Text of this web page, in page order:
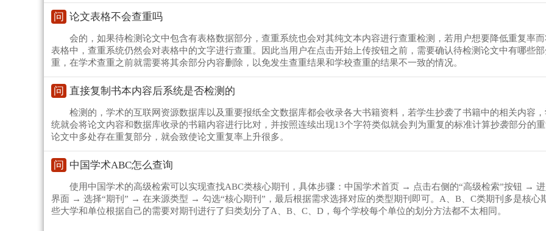
问 论文表格不会查重吗
会的，如果待检测论文中包含有表格数据部分，查重系统也会对其纯文本内容进行查重检测，若用户想要降低重复率而
表格中，查重系统仍然会对表格中的文字进行查重。因此当用户在点击开始上传按钮之前，需要确认待检测论文中有哪些
重，在学术查重之前就需要将其余部分内容删除，以免发生查重结果和学校查重的结果不一致的情况。
问 直接复制书本内容后系统是否检测的
检测的，学术的互联网资源数据库以及重要报纸全文数据库都会收录各大书籍资料，若学生抄袭了书籍中的相关内容
统就会将论文内容和数据库收录的书籍内容进行比对，并按照连续出现13个字符类似就会判为重复的标准计算抄袭部分的
论文中多处存在重复部分，就会致使论文重复率上升很多。
问 中国学术ABC怎么查询
使用中国学术的高级检索可以实现查找ABC类核心期刊，具体步骤：中国学术首页 → 点击右侧的“高级检索”按钮 →
界面 → 选择“期刊” → 在来源类型 → 勾选“核心期刊”，最后根据需求选择对应的类型期刊即可。A、B、C类期刊多是核心
些大学和单位根据自己的需要对期刊进行了归类划分了A、B、C、D，每个学校每个单位的划分方法都不太相同。